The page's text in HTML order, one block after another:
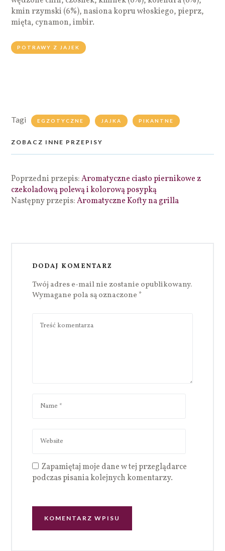
kmin rzymski (6%), nasiona kopru włoskiego, pieprz,
mięta, cynamon, imbir.
POTRAWY Z JAJEK
Tagi EGZOTYCZNE JAJKA PIKANTNE
ZOBACZ INNE PRZEPISY
Poprzedni przepis:Aromatyczne ciasto piernikowe z
czekoladową polewą i kolorową posypką
Następny przepis:Aromatyczne Kofty na grilla
DODAJ KOMENTARZ
Twój adres e-mail nie zostanie opublikowany.
Wymagane pola są oznaczone *
Zapamiętaj moje dane w tej przeglądarce
podczas pisania kolejnych komentarzy.